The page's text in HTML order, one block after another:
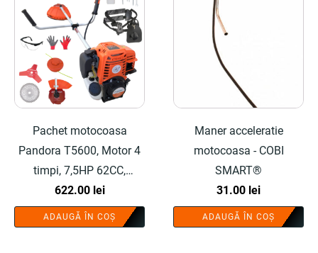
Pachet motocoasa
Pandora T5600, Motor 4
timpi, 7,5HP 62CC,
9000rpm, 5.6 kW, Kit de
instalare si 8 accesorii,
include cap tip drujba -
622.00 lei
ADAUGĂ ÎN COȘ
Maner acceleratie
motocoasa - COBI
SMART®
31.00 lei
ADAUGĂ ÎN COȘ